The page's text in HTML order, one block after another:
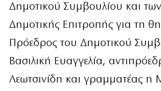
Δημοτικού Συμβουλίου και
Δημοτικής Επιτροπής για τη
Πρόεδρος του Δημοτικού
Βασιλική Ευαγγελία,
Λεωτσινίδη και γραμματέας η